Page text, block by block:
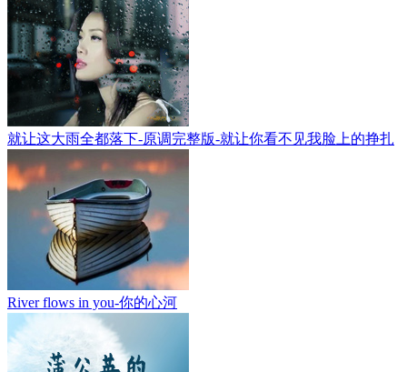
就让这大雨全都落下-原调完整版-就让你看不见我脸上的挣扎
River flows in you-你的心河